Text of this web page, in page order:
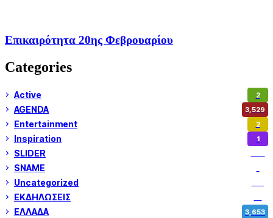
Επικαιρότητα 20ης Φεβρουαρίου
Categories
Active 2
AGENDA 3,529
Entertainment 2
Inspiration 1
SLIDER
SNAME
Uncategorized
ΕΚΔΗΛΩΣΕΙΣ
ΕΛΛΑΔΑ 3,653